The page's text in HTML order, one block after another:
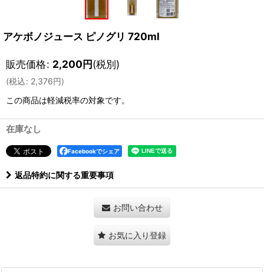
アケボノジュース ピノグリ 720ml
販売価格: 2,200円(税別)
(税込: 2,376円)
この商品は軽減税率の対象です。
在庫なし
Facebookでシェア
返品特約に関する重要事項
お問い合わせ
お気に入り登録